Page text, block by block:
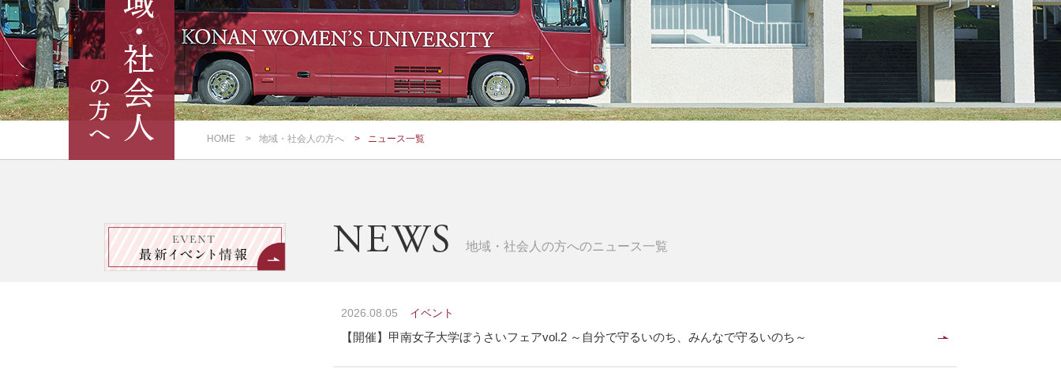
ョ
ン
へ
の
リ
ン
ク
HOME 地域・社会人の方へ ニュース一覧
地域・社会人の方へのニュース一覧
2026.08.05 イベント
【開催】甲南女子大学ぼうさいフェアvol.2 ～自分で守るいのち、みんなで守るいのち～